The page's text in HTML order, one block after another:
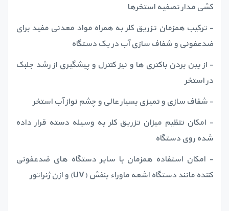
کشی مدار تصفیه استخرها
- ترکیب همزمان تزریق کلر به همراه مواد معدنی مفید برای
ضدعفونی و شفاف سازی آب در یک دستگاه
- از بین بردن باکتری ها و نیز کنترل و پیشگیری از رشد جلبک
در استخر
- شفاف سازی و تمیزی بسیار عالی و چشم نواز آب استخر
- امکان تنظیم میزان تزریق کلر به وسیله دسته قرار داده
شده روی دستگاه
- امکان استفاده همزمان با سایر دستگاه های ضدعفونی
کننده مانند دستگاه اشعه ماوراء بنفش (UV) و ازن ژنراتور